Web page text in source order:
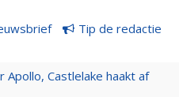
Tip de redactie
Castlelake haakt af